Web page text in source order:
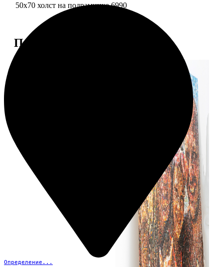
Определение...
50х70 холст на подрамнике 6990
Примеры работ